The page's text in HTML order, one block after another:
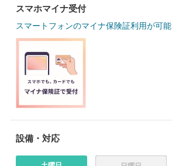
スマホマイナ受付
スマートフォンのマイナ保険証利用が可能
設備・対応